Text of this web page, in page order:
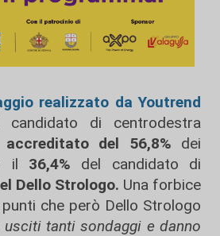
realizzato da Youtrend
di centrodestra
del 56,8% dei
il 36,4% del candidato di
Dello Strologo. Una forbice
che però Dello Strologo
usciti tanti sondaggi e danno